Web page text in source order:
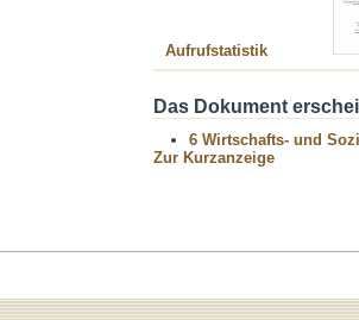
Aufrufstatistik
Das Dokument
6 Wirtschafts- und
Zur Kurzanzeige